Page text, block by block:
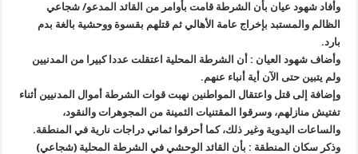
وأفاد شهود عيان بأن الشرطة قامت بأوامر من القائد المدعو/ شجاعي
الظالم والمستبد بإخراج عامة الأهالي ثم قتلهم بقسوة ووحشية بالغة بدم
بارد.
وأضاف شهود العيان : أن الشرطة المحلية اعتقلت عددا كبيرا من المدنيين
ولم يتبين حتى الآن أية أنباء عنهم.
وإضافة إلى قتل واعتقال المواطنين نهبت قوات الشرطة أموال المدنيين أثناء
تفتيش منازلهم، وسرقوا المقتنيات الثمينة من المجوهرات والنقود،
والساعات اليدوية وغير ذلك، كما أحرقوا ثماني دراجات نارية في المنطقة.
وذكر سكان المنطقة : بأن القائد الوحشي في الشرطة المحلية (شجاعي)